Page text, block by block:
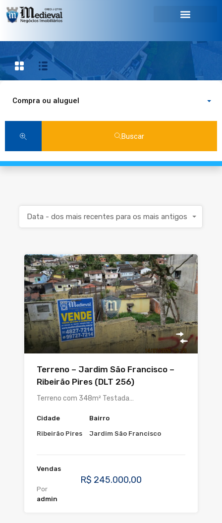
Compra ou aluguel
Buscar
Data - dos mais recentes para os mais antigos
Terreno – Jardim São Francisco –
Ribeirão Pires (DLT 256)
Terreno com 348m² Testada…
Cidade
Ribeirão Pires
Bairro
Jardim São Francisco
Vendas
R$ 245.000,00
Por
admin